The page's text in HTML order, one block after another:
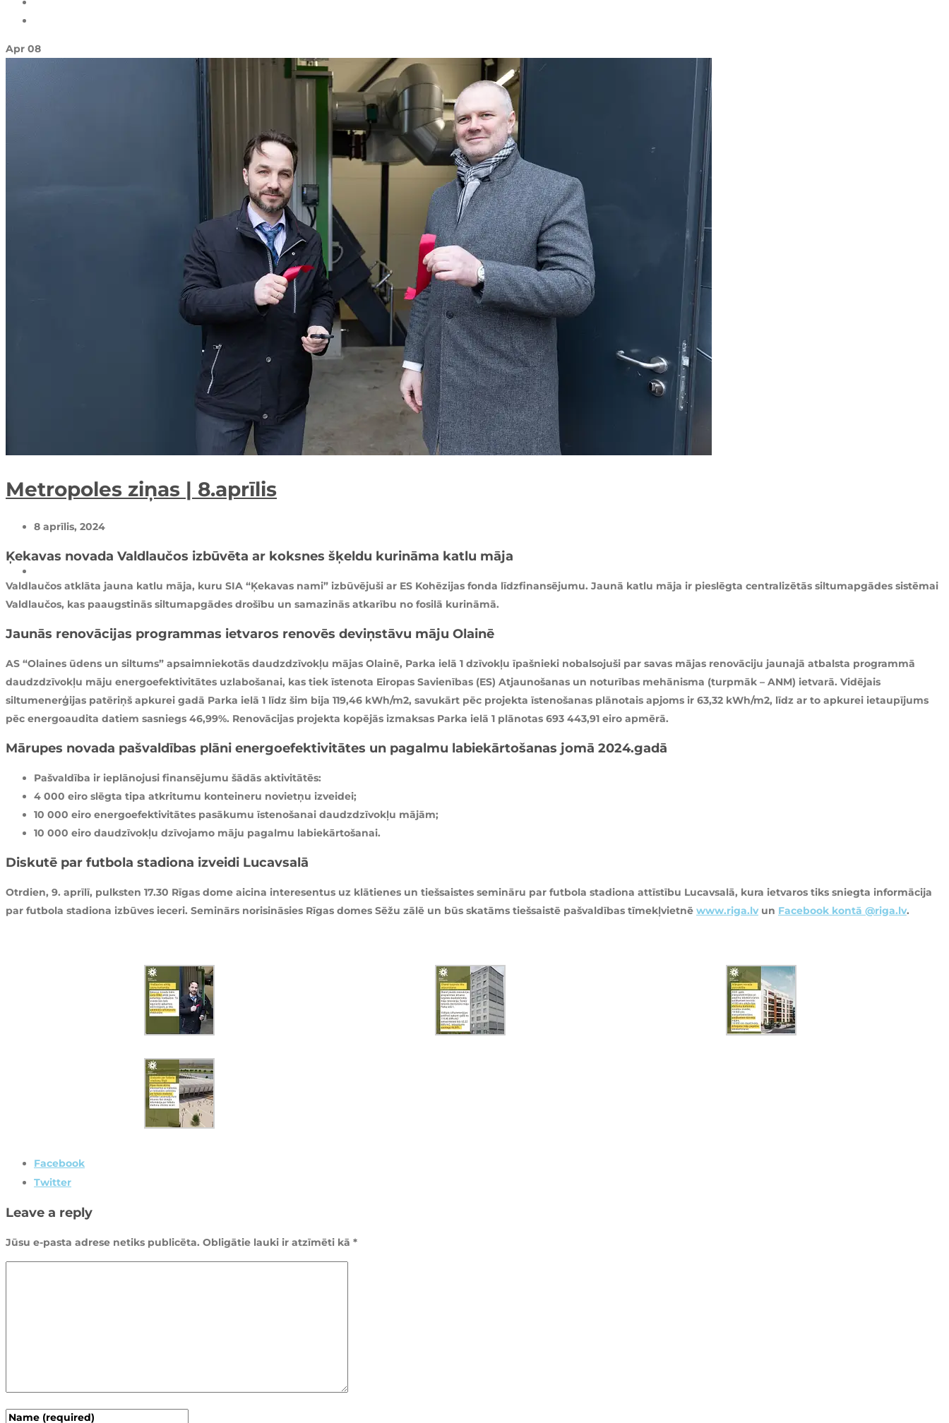
Apr 08
Metropoles ziņas | 8.aprīlis
8 aprīlis, 2024
Ķekavas novada Valdlaučos izbūvēta ar koksnes šķeldu kurināma katlu māja
Valdlaučos atklāta jauna katlu māja, kuru SIA “Ķekavas nami” izbūvējuši ar ES Kohēzijas fonda līdzfinansējumu. Jaunā katlu māja ir pieslēgta centralizētās siltumapgādes sistēmai
Valdlaučos, kas paaugstinās siltumapgādes drošību un samazinās atkarību no fosilā kurināmā.
Jaunās renovācijas programmas ietvaros renovēs deviņstāvu māju Olainē
AS “Olaines ūdens un siltums” apsaimniekotās daudzdzīvokļu mājas Olainē, Parka ielā 1 dzīvokļu īpašnieki nobalsojuši par savas mājas renovāciju jaunajā atbalsta programmā
daudzdzīvokļu māju energoefektivitātes uzlabošanai, kas tiek īstenota Eiropas Savienības (ES) Atjaunošanas un noturības mehānisma (turpmāk – ANM) ietvarā. Vidējais
siltumenerģijas patēriņš apkurei gadā Parka ielā 1 līdz šim bija 119,46 kWh/m2, savukārt pēc projekta īstenošanas plānotais apjoms ir 63,32 kWh/m2, līdz ar to apkurei ietaupījums
pēc energoaudita datiem sasniegs 46,99%. Renovācijas projekta kopējās izmaksas Parka ielā 1 plānotas 693 443,91 eiro apmērā.
Mārupes novada pašvaldības plāni energoefektivitātes un pagalmu labiekārtošanas jomā 2024.gadā
Pašvaldība ir ieplānojusi finansējumu šādās aktivitātēs:
4 000 eiro slēgta tipa atkritumu konteineru novietņu izveidei;
10 000 eiro energoefektivitātes pasākumu īstenošanai daudzdzīvokļu mājām;
10 000 eiro daudzīvokļu dzīvojamo māju pagalmu labiekārtošanai.
Diskutē par futbola stadiona izveidi Lucavsalā
Otrdien, 9. aprīlī, pulksten 17.30 Rīgas dome aicina interesentus uz klātienes un tiešsaistes semināru par futbola stadiona attīstību Lucavsalā, kura ietvaros tiks sniegta informācija
par futbola stadiona izbūves ieceri. Seminārs norisināsies Rīgas domes Sēžu zālē un būs skatāms tiešsaistē pašvaldības tīmekļvietnē www.riga.lvun Facebook kontā @riga.lv.
Facebook
Twitter
Leave a reply
Jūsu e-pasta adrese netiks publicēta. Obligātie lauki ir atzīmēti kā *